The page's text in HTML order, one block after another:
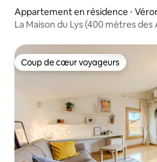
Appartement en résidence ⋅
La Maison du Lys (400 mètres
Coup de cœur voyageurs
Coup de cœur voyageurs